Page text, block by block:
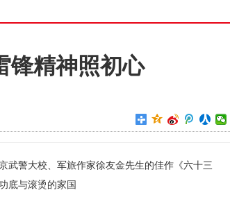
锋精神照初心
武警大校、军旅作家徐友金先生的佳作《六十三
底与滚烫的家国